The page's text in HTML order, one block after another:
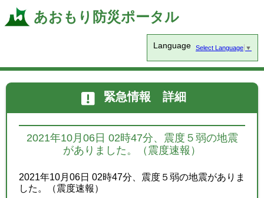
あおもり防災ポータル
Language Select Language ▼
緊急情報 詳細
2021年10月06日 02時47分、震度５弱の地震
がありました。（震度速報）
2021年10月06日 02時47分、震度５弱の地震がありま
した。（震度速報）